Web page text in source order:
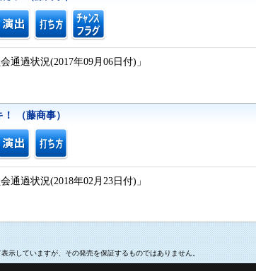
通過状況(2017年09月06日付)」
（藤商事）
通過状況(2018年02月23日付)」
示していますが、その発売を保証するものではありません。